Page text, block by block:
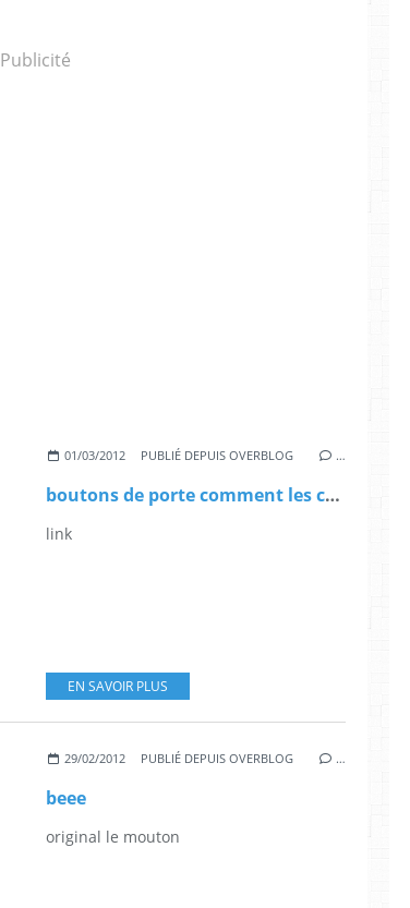
Publicité
01/03/2012 PUBLIÉ DEPUIS OVERBLOG …
boutons de porte comment les customiser
link
EN SAVOIR PLUS
29/02/2012 PUBLIÉ DEPUIS OVERBLOG …
beee
original le mouton